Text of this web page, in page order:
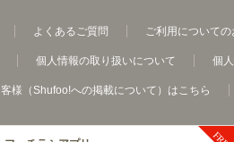
よくあるご質問 ご利用について
個人情報の取り扱いについて 個
様（Shufoo!への掲載について）はこちら